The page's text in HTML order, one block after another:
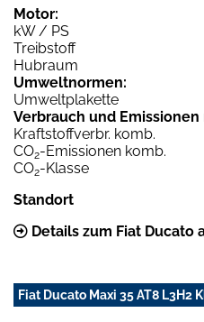
Motor:
kW / PS
Treibstoff
Hubraum
Umweltnormen:
Umweltplakette
Verbrauch und Emissionen
Kraftstoffverbr. komb.
CO2-Emissionen komb.
CO2-Klasse
Standort
Details zum Fiat Ducato
Fiat Ducato Maxi 35 AT8 L3H2